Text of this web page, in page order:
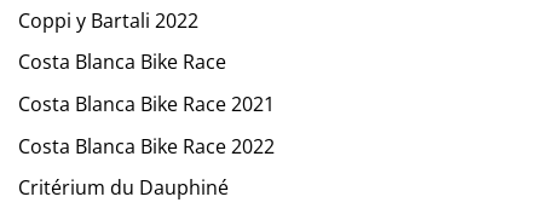
Coppi y Bartali 2022
Costa Blanca Bike Race
Costa Blanca Bike Race 2021
Costa Blanca Bike Race 2022
Critérium du Dauphiné